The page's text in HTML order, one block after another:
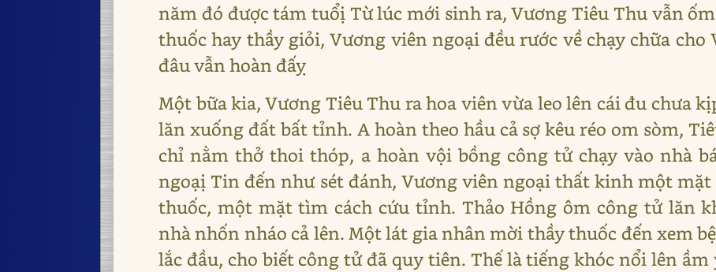
năm đó được tám tuổị Từ lúc mới sinh ra, Vương Tiêu Thu vẫn
thuốc hay thầy giỏi, Vương viên ngoại đều rước về chạy chữa
đâu vẫn hoàn đấỵ
Một bữa kia, Vương Tiêu Thu ra hoa viên vừa leo lên cái đu chưa
lăn xuống đất bất tỉnh. A hoàn theo hầu cả sợ kêu réo om sòm,
chỉ nằm thở thoi thóp, a hoàn vội bồng công tử chạy vào nhà
ngoạị Tin đến như sét đánh, Vương viên ngoại thất kinh một
thuốc, một mặt tìm cách cứu tỉnh. Thảo Hồng ôm công tử lăn
nhà nhốn nháo cả lên. Một lát gia nhân mời thầy thuốc đến xem
lắc đầu, cho biết công tử đã quy tiên. Thế là tiếng khóc nổi lên